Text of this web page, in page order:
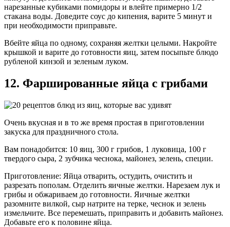
нарезанные кубиками помидоры и влейте примерно 1/2
стакана воды. Доведите соус до кипения, варите 5 минут и
при необходимости приправьте.
Вбейте яйца по одному, сохраняя желтки целыми. Накройте
крышкой и варите до готовности яиц, затем посыпьте блюдо
рубленой кинзой и зеленым луком.
12. Фаршированные яйца с грибами
Очень вкусная и в то же время простая в приготовлении
закуска для праздничного стола.
Вам понадобится: 10 яиц, 300 г грибов, 1 луковица, 100 г
твердого сыра, 2 зубчика чеснока, майонез, зелень, специи.
Приготовление: Яйца отварить, остудить, очистить и
разрезать пополам. Отделить яичные желтки. Нарезаем лук и
грибы и обжариваем до готовности. Яичные желтки
разомните вилкой, сыр натрите на терке, чеснок и зелень
измельчите. Все перемешать, приправить и добавить майонез.
Добавьте его к половине яйца.